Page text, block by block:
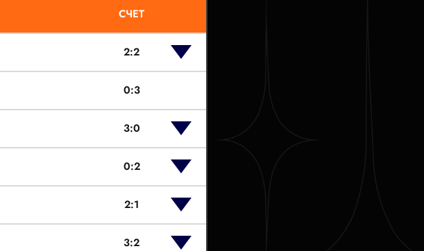
СЧЕТ
2:2
0:3
3:0
0:2
2:1
3:2